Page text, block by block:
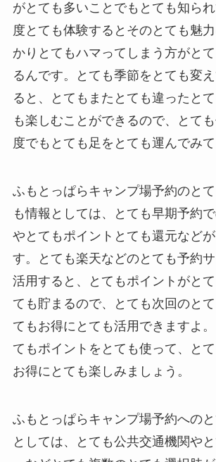
がとても多いことでもとても知ら
度とても体験するとそのとても魅
かりとてもハマってしまう方がと
るんです。とても季節をとても変
ると、とてもまたとても違ったと
も楽しむことができるので、とて
度でもとても足をとても運んでみて
ふもとっぱらキャンプ場予約のと
も情報としては、とても早期予約で
やとてもポイントとても還元など
す。とても楽天などのとても予約
活用すると、とてもポイントがと
ても貯まるので、とても次回のと
てもお得にとても活用できますよ
てもポイントをとても使って、と
お得にとても楽しみましょう。
ふもとっぱらキャンプ場予約への
としては、とても公共交通機関や